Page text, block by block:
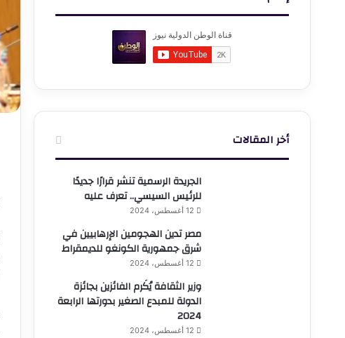
أخر المقالات
الجريدة الرسمية تنشر قرارًا جديدًا
للرئيس السيسي.. تعرف عليه
12 أغسطس، 2024
مصر تدين الهجومين الإرهابيين في
شرق جمهورية الكونغو للديمقراط
12 أغسطس، 2024
وزير الثقافة يُكَرم الفائزين بجائزة
الدولة للمبدع الصغير بدورتها الرابعة
2024
12 أغسطس، 2024